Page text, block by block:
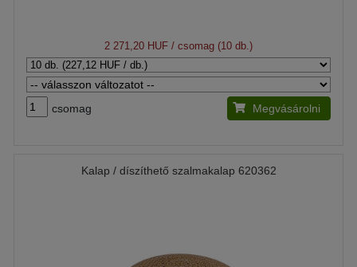
2 271,20 HUF / csomag (10 db.)
csomag Megvásárolni
Kalap / díszíthető szalmakalap 620362